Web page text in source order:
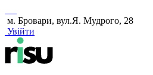
м. Бровари, вул.Я. Мудрого, 28
Увійти